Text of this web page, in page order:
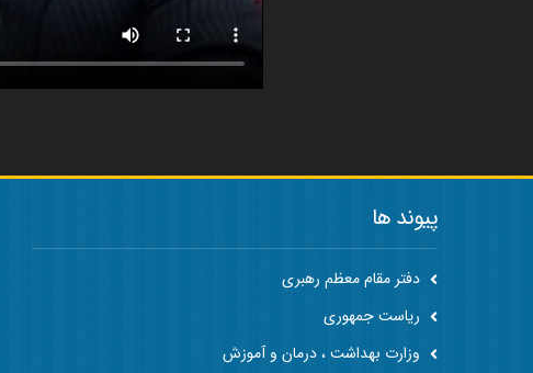
پیوند ها
دفتر مقام معظم رهبری
ریاست جمهوری
وزارت بهداشت ، درمان و آموزش